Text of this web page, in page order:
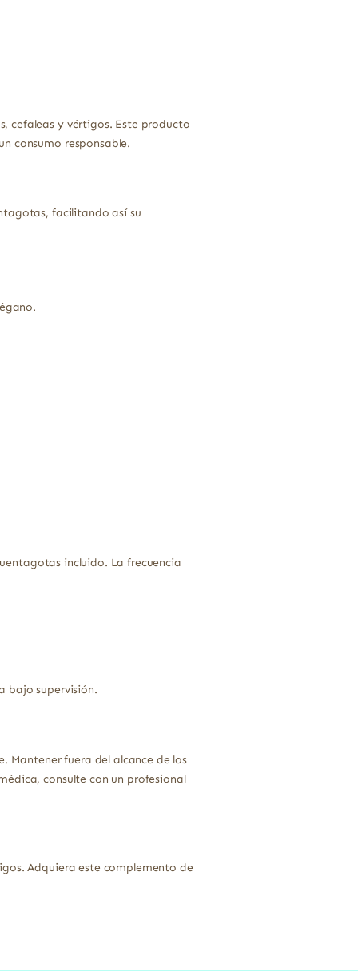
cefaleas y vértigos. Este producto
consumo responsable.
facilitando así su
incluido. La frecuencia
bajo supervisión.
Mantener fuera del alcance de los
consulte con un profesional
Adquiera este complemento de